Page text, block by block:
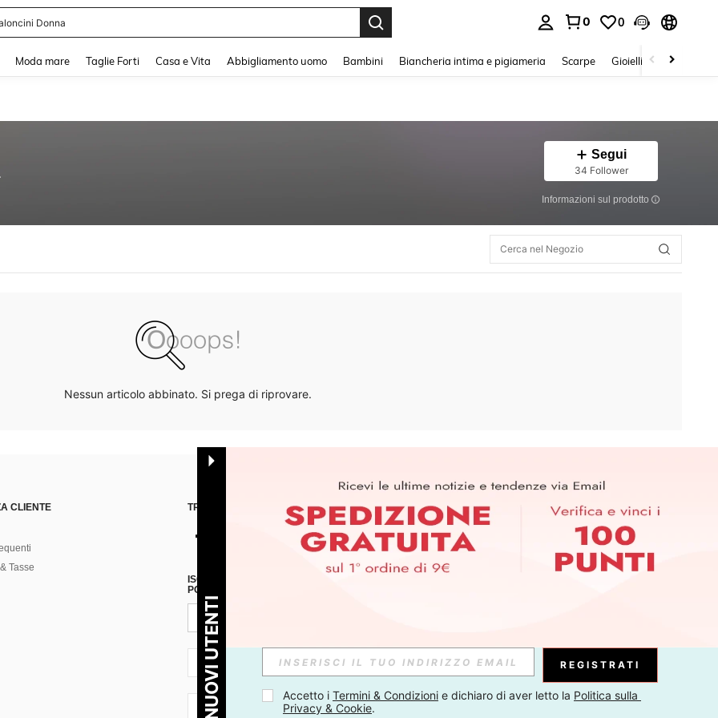
Donna
0 0
Moda mare Taglie Forti Casa e Vita Abbigliamento uomo Bambini Biancheria intima e pigiameria Scarpe Gioielli E Accessori
Segui
34 Follower
Informazioni sul prodotto
Nessun articolo abbinato. Si prega di riprovare.
CLIENTE
Tasse
TROVACI SU APP
ISCRIVITI ALLA NOSTRA NEWSLETTER PER SCOPRIRE LE ULTIME TENDENZE IN ANTEPRIMA! (È
POSSIBILE ANNULLARE LA SOTTOSCRIZIONE IN QUALSIASI MOMENTO).
IT + 39 Abbonati
IT + 39
PER I NUOVI UTENTI REGISTRATI
Accetto i Termini & Condizioni e dichiaro di aver letto la Politica sulla
Privacy & Cookie.